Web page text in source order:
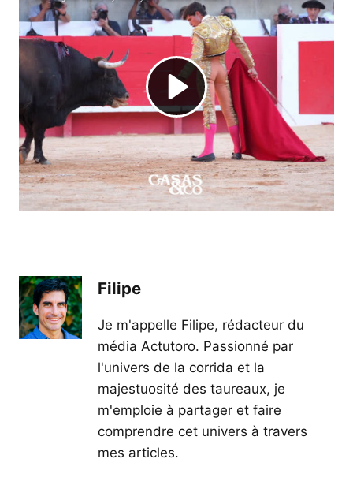
Filipe
Je m'appelle Filipe, rédacteur du
média Actutoro. Passionné par
l'univers de la corrida et la
majestuosité des taureaux, je
m'emploie à partager et faire
comprendre cet univers à travers
mes articles.